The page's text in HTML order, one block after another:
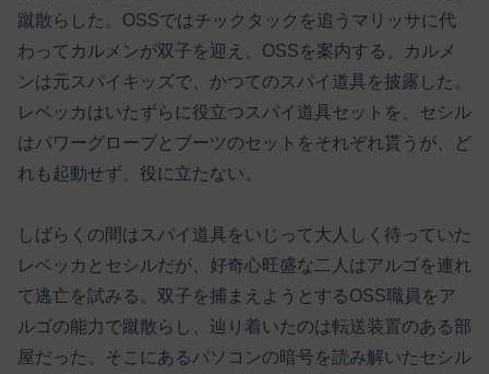
蹴散らした。OSSではチックタックを追うマリッサに代
わってカルメンが双子を迎え、OSSを案内する。カルメ
ンは元スパイキッズで、かつてのスパイ道具を披露した。
レベッカはいたずらに役立つスパイ道具セットを、セシル
はパワーグローブとブーツのセットをそれぞれ貰うが、ど
れも起動せず、役に立たない。
しばらくの間はスパイ道具をいじって大人しく待っていた
レベッカとセシルだが、好奇心旺盛な二人はアルゴを連れ
て逃亡を試みる。双子を捕まえようとするOSS職員をア
ルゴの能力で蹴散らし、辿り着いたのは転送装置のある部
屋だった。そこにあるパソコンの暗号を読み解いたセシル